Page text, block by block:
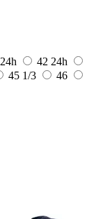
24h 42 24h
45 1/3 46